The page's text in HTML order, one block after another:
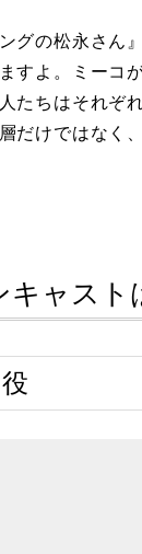
グの松永さん
すよ。ミーコ
たちはそれぞ
だけではなく
キャスト